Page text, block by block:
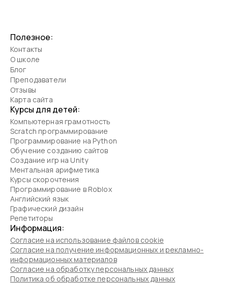
Полезное:
Контакты
О школе
Блог
Преподаватели
Отзывы
Карта сайта
Курсы для детей:
Компьютерная грамотность
Scratch программирование
Программирование на Python
Обучение созданию сайтов
Создание игр на Unity
Ментальная арифметика
Курсы скорочтения
Программирование в Roblox
Английский язык
Графический дизайн
Репетиторы
Информация:
Согласие на использование файлов cookie
Согласие на получение информационных и рекламно-
информационных материалов
Согласие на обработку персональных данных
Политика об обработке персональных данных